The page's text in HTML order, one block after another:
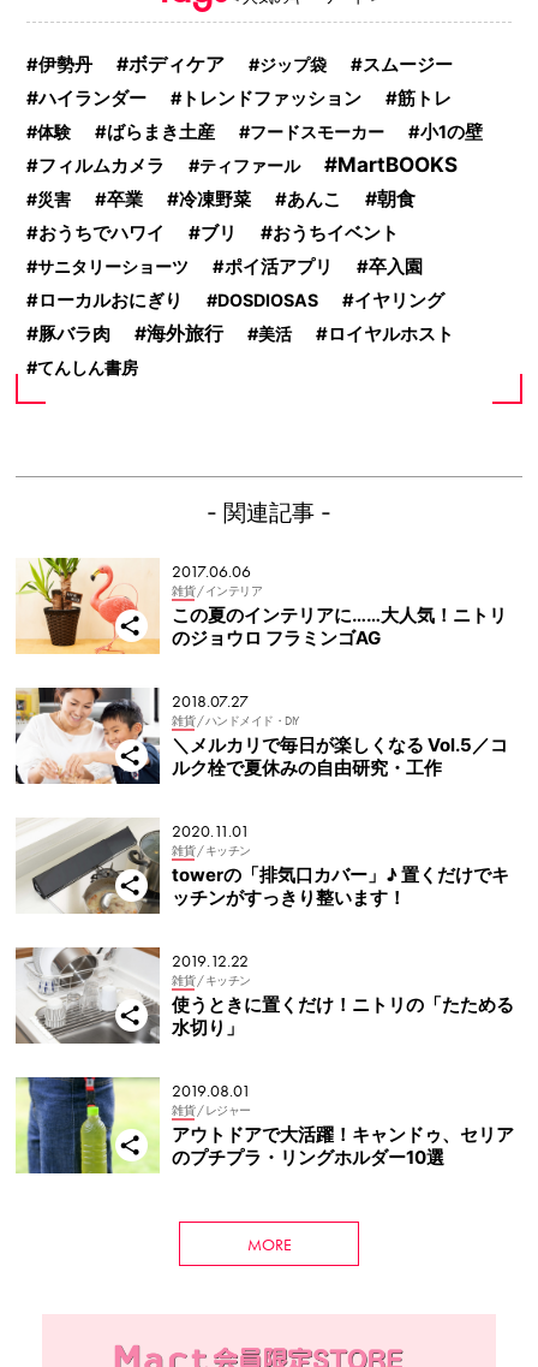
伊勢丹 ボディケア ジップ袋 スムージー
ハイランダー トレンドファッション 筋トレ
体験 ばらまき土産 フードスモーカー
小1の壁
フィルムカメラ
ティファール MartBOOKS
災害 卒業 冷凍野菜 あんこ 朝食
おうちでハワイ ブリ おうちイベント
サニタリーショーツ ポイ活アプリ
卒入園
ローカルおにぎり
DOSDIOSAS イヤリング
豚バラ肉 海外旅行 美活 ロイヤルホスト
てんしん書房
- 関連記事 -
2017.06.06
雑貨 / インテリア
この夏のインテリアに……大人気！ニトリ
のジョウロ フラミンゴAG
2018.07.27
雑貨 / ハンドメイド・DIY
＼メルカリで毎日が楽しくなる Vol.5／コ
ルク栓で夏休みの自由研究・工作
2020.11.01
雑貨 / キッチン
towerの「排気口カバー」♪ 置くだけでキ
ッチンがすっきり整います！
2019.12.22
雑貨 / キッチン
使うときに置くだけ！ニトリの「たためる
水切り」
2019.08.01
雑貨 / レジャー
アウトドアで大活躍！キャンドゥ、セリア
のプチプラ・リングホルダー10選
MORE